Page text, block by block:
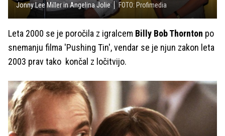
Jonny Lee Miller in Angelina Jolie FOTO: Profimedia
Leta 2000 se je poročila z igralcem Billy Bob Thornton po
snemanju filma 'Pushing Tin', vendar se je njun zakon leta
2003 prav tako končal z ločitvijo.